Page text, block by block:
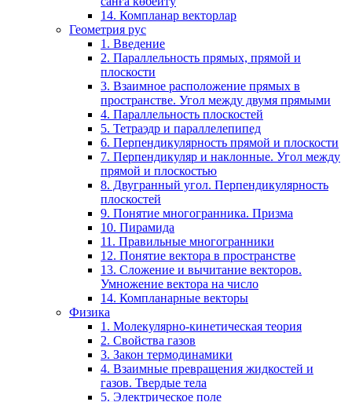
14. Компланар векторлар
Геометрия рус
1. Введение
2. Параллельность прямых, прямой и
плоскости
3. Взаимное расположение прямых в
пространстве. Угол между двумя прямыми
4. Параллельность плоскостей
5. Тетраэдр и параллелепипед
6. Перпендикулярность прямой и плоскости
7. Перпендикуляр и наклонные. Угол между
прямой и плоскостью
8. Двугранный угол. Перпендикулярность
плоскостей
9. Понятие многогранника. Призма
10. Пирамида
11. Правильные многогранники
12. Понятие вектора в пространстве
13. Сложение и вычитание векторов.
Умножение вектора на число
14. Компланарные векторы
Физика
1. Молекулярно-кинетическая теория
2. Свойства газов
3. Закон термодинамики
4. Взаимные превращения жидкостей и
газов. Твердые тела
5. Электрическое поле